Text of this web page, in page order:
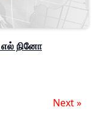
எல் நினோ
Next »